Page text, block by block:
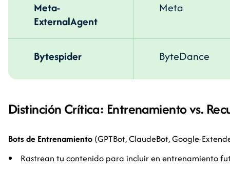
Meta-
ExternalAgent
Meta
Bytespider ByteDance
Distinción Crítica: Entrenamiento vs.
Bots de Entrenamiento (GPTBot, ClaudeBot, Google-
Rastrean tu contenido para incluir en entrenamiento